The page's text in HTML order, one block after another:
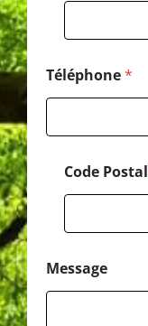
Téléphone*
Code Postal
Message